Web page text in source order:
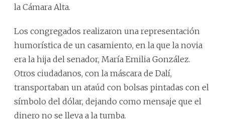
la Cámara Alta.
Los congregados realizaron una representación
humorística de un casamiento, en la que la novia
era la hija del senador, María Emilia González.
Otros ciudadanos, con la máscara de Dalí,
transportaban un ataúd con bolsas pintadas con el
símbolo del dólar, dejando como mensaje que el
dinero no se lleva a la tumba.